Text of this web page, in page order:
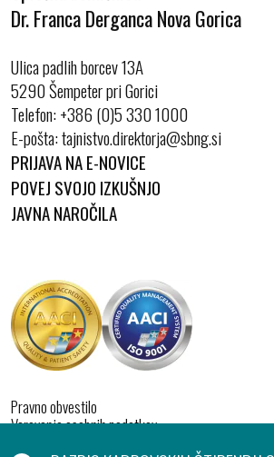
Dr. Franca Derganca Nova Gorica
Ulica padlih borcev 13A
5290 Šempeter pri Gorici
Telefon:+386 (0)5 330 1000
E-pošta:
PRIJAVA NA E-NOVICE
POVEJ SVOJO IZKUŠNJO
JAVNA NAROČILA
Pravno obvestilo
Varovanje osebnih podatkov